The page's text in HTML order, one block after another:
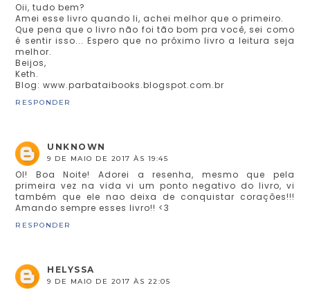
Oii, tudo bem?
Amei esse livro quando li, achei melhor que o primeiro.
Que pena que o livro não foi tão bom pra você, sei como
é sentir isso... Espero que no próximo livro a leitura seja
melhor.
Beijos,
Keth.
Blog: www.parbataibooks.blogspot.com.br
RESPONDER
UNKNOWN
9 DE MAIO DE 2017 ÀS 19:45
OI! Boa Noite! Adorei a resenha, mesmo que pela
primeira vez na vida vi um ponto negativo do livro, vi
também que ele nao deixa de conquistar corações!!!
Amando sempre esses livro!! <3
RESPONDER
HELYSSA
9 DE MAIO DE 2017 ÀS 22:05